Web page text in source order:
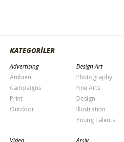
KATEGORİLER
Advertising
Ambient
Campaigns
Print
Outdoor
Design Art
Photography
Fine Arts
Design
Illustration
Young Talents
Video Arşiv